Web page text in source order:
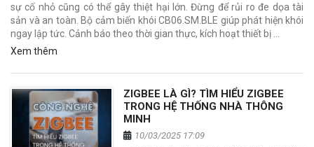
sự cố nhỏ cũng có thể gây thiệt hại lớn. Đừng để rủi ro đe dọa tài
sản và an toàn. Bộ cảm biến khói CB06.SM.BLE giúp phát hiện khói
ngay lập tức. Cảnh báo theo thời gian thực, kích hoạt thiết bị …
Xem thêm
ZIGBEE LÀ GÌ? TÌM HIỂU ZIGBEE
TRONG HỆ THỐNG NHÀ THÔNG
MINH
10/03/2025 17:09